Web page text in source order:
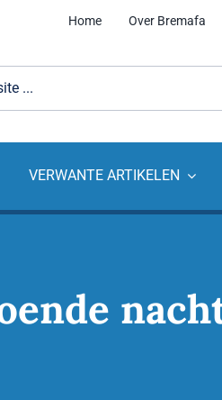
Home Over Bremafa
VERWANTE ARTIKELEN